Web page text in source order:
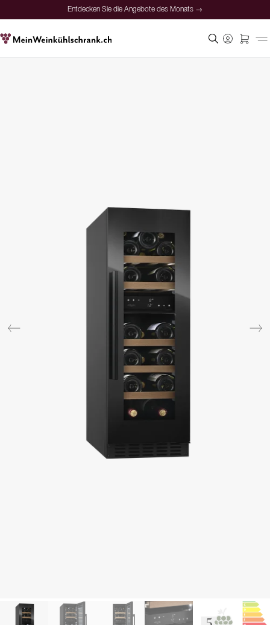
Entdecken Sie die Angebote des Monats →